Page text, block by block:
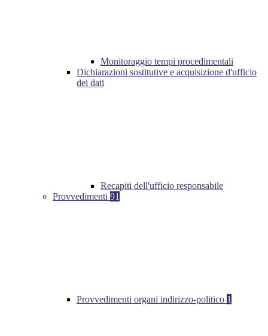
Monitoraggio tempi procedimentali
Dichiarazioni sostitutive e acquisizione d'ufficio
dei dati
Recapiti dell'ufficio responsabile
Provvedimenti 91
Provvedimenti organi indirizzo-politico 1